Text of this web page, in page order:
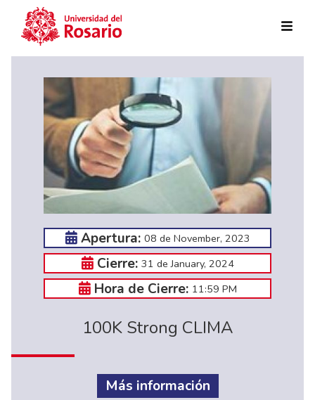
Apertura: 08 de November, 2023
Cierre: 31 de January, 2024
Hora de Cierre: 11:59 PM
100K Strong CLIMA
Más información